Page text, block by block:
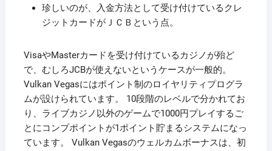
珍しいのが、入金方法として受け付けているクレ
ジットカードがＪＣＢという点。
VisaやMasterカードを受け付けているカジノが殆ど
で、むしろJCBが使えないというケースが一般的。
Vulkan Vegasにはポイント制のロイヤリティプログラ
ムが設けられています。 10段階のレベルで分かれてお
り、ライブカジノ以外のゲームで1000円プレイするご
とにコンプポイントが1ポイント貯まるシステムになっ
ています。 Vulkan Vegasのウェルカムボーナスは、初